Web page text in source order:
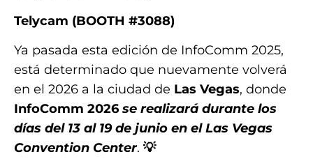
Telycam (BOOTH #3088)
Ya pasada esta edición de InfoComm 2025,
está determinado que nuevamente volverá
en el 2026 a la ciudad de Las Vegas, donde
InfoComm 2026 se realizará durante los
días del 13 al 19 de junio en el Las Vegas
Convention Center. 💡